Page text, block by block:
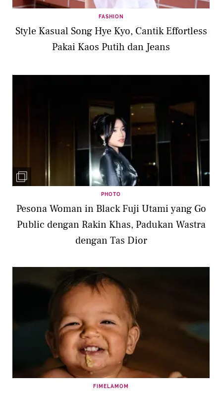
FASHION
Style Kasual Song Hye Kyo, Cantik Effortless
Pakai Kaos Putih dan Jeans
PHOTO
Pesona Woman in Black Fuji Utami yang Go
Public dengan Rakin Khas, Padukan Wastra
dengan Tas Dior
FIMELAMOM